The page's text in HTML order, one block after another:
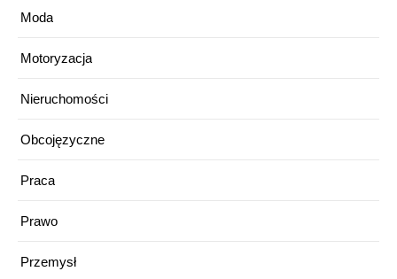
Moda
Motoryzacja
Nieruchomości
Obcojęzyczne
Praca
Prawo
Przemysł